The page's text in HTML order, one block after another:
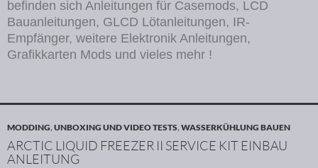
befinden sich Anleitungen für Casemods, LCD
Bauanleitungen, GLCD Lötanleitungen, IR-
Empfänger, weitere Elektronik Anleitungen,
Grafikkarten Mods und vieles mehr !
MODDING,UNBOXING UND VIDEO TESTS,WASSERKÜHLUNG BAUEN
ARCTIC LIQUID FREEZER II SERVICE KIT EINBAU
ANLEITUNG